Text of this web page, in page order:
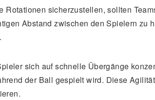
Rotationen sicherzustellen, sollten
Abstand zwischen den Spielern zu
sich auf schnelle Übergänge
der Ball gespielt wird. Diese